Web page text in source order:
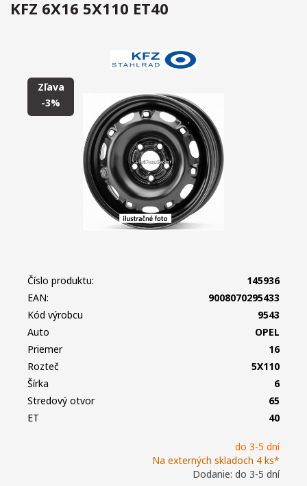
KFZ 6X16 5X110 ET40
Zľava
-3%
do 3-5 dní
Na externých skladoch 4 ks*
Dodanie: do 3-5 dní
Číslo produktu:
145936
EAN:
9008070295433
Kód výrobcu
9543
Auto
OPEL
Priemer
16
Rozteč
5X110
Šírka
6
Stredový otvor
65
ET
40